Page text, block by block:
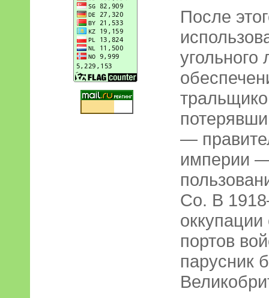
После
угольного
—
империи
Co. В
портов
парусник